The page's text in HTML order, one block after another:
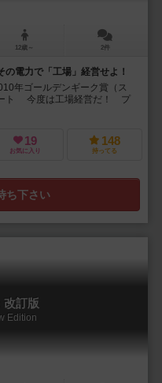
12歳～ 2件
の電力で「工場」経営せよ！
年ゴールデンギーク賞（ス
ート 今度は工場経営だ！ プ
19
お気に入り
148
持ってる
ち下さい
改訂版
Edition